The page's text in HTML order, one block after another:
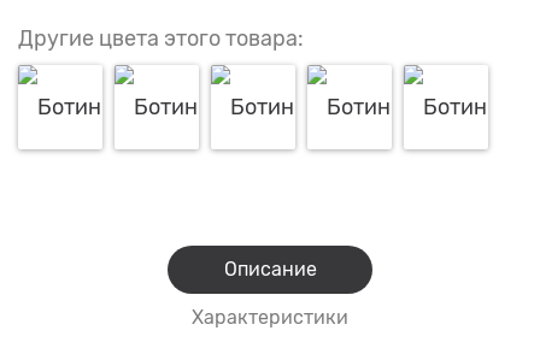
Другие цвета этого товара:
Описание
Характеристики